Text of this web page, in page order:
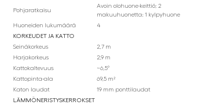
Pohjaratkaisu
Avoin olohuone-keittiö; 2
makuuhuonetta; 1 kylpyhuone
Huoneiden lukumäärä
4
KORKEUDET JA KATTO
Seinäkorkeus
2,7 m
Harjakorkeus
2,9 m
Kattokaltevuus
~6,5°
Kattopinta-ala
69,5 m²
Katon laudat
19 mm ponttilaudat
LÄMMÖNERISTYSKERROKSET